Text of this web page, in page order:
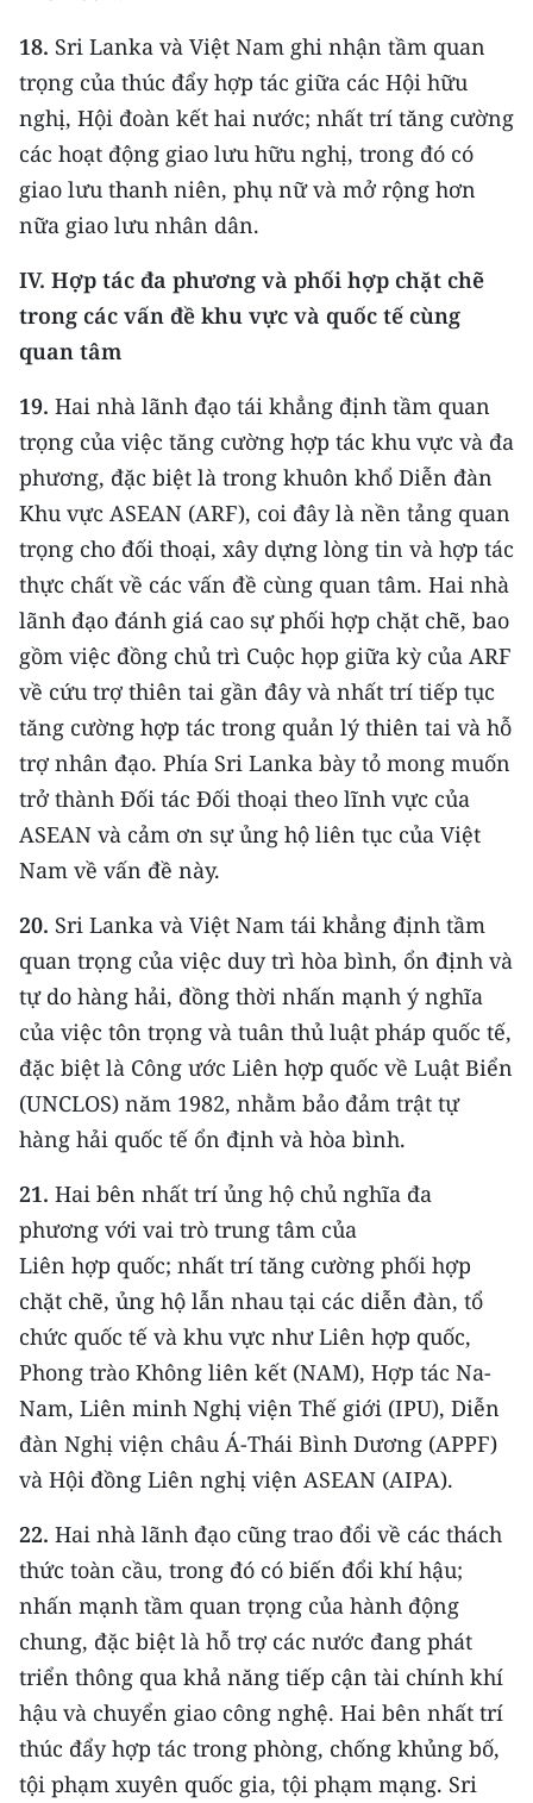
18. Sri Lanka và Việt Nam ghi nhận tầm quan
trọng của thúc đẩy hợp tác giữa các Hội hữu
nghị, Hội đoàn kết hai nước; nhất trí tăng cường
các hoạt động giao lưu hữu nghị, trong đó có
giao lưu thanh niên, phụ nữ và mở rộng hơn
nữa giao lưu nhân dân.
IV. Hợp tác đa phương và phối hợp chặt chẽ
trong các vấn đề khu vực và quốc tế cùng
quan tâm
19. Hai nhà lãnh đạo tái khẳng định tầm quan
trọng của việc tăng cường hợp tác khu vực và đa
phương, đặc biệt là trong khuôn khổ Diễn đàn
Khu vực ASEAN (ARF), coi đây là nền tảng quan
trọng cho đối thoại, xây dựng lòng tin và hợp tác
thực chất về các vấn đề cùng quan tâm. Hai nhà
lãnh đạo đánh giá cao sự phối hợp chặt chẽ, bao
gồm việc đồng chủ trì Cuộc họp giữa kỳ của ARF
về cứu trợ thiên tai gần đây và nhất trí tiếp tục
tăng cường hợp tác trong quản lý thiên tai và hỗ
trợ nhân đạo. Phía Sri Lanka bày tỏ mong muốn
trở thành Đối tác Đối thoại theo lĩnh vực của
ASEAN và cảm ơn sự ủng hộ liên tục của Việt
Nam về vấn đề này.
20. Sri Lanka và Việt Nam tái khẳng định tầm
quan trọng của việc duy trì hòa bình, ổn định và
tự do hàng hải, đồng thời nhấn mạnh ý nghĩa
của việc tôn trọng và tuân thủ luật pháp quốc tế,
đặc biệt là Công ước Liên hợp quốc về Luật Biển
(UNCLOS) năm 1982, nhằm bảo đảm trật tự
hàng hải quốc tế ổn định và hòa bình.
21. Hai bên nhất trí ủng hộ chủ nghĩa đa
phương với vai trò trung tâm của
Liên hợp quốc; nhất trí tăng cường phối hợp
chặt chẽ, ủng hộ lẫn nhau tại các diễn đàn, tổ
chức quốc tế và khu vực như Liên hợp quốc,
Phong trào Không liên kết (NAM), Hợp tác Na-
Nam, Liên minh Nghị viện Thế giới (IPU), Diễn
đàn Nghị viện châu Á-Thái Bình Dương (APPF)
và Hội đồng Liên nghị viện ASEAN (AIPA).
22. Hai nhà lãnh đạo cũng trao đổi về các thách
thức toàn cầu, trong đó có biến đổi khí hậu;
nhấn mạnh tầm quan trọng của hành động
chung, đặc biệt là hỗ trợ các nước đang phát
triển thông qua khả năng tiếp cận tài chính khí
hậu và chuyển giao công nghệ. Hai bên nhất trí
thúc đẩy hợp tác trong phòng, chống khủng bố,
tội phạm xuyên quốc gia, tội phạm mạng. Sri